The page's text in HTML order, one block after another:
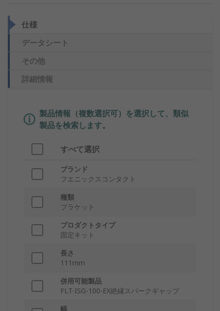
仕様
データシート
その他
詳細情報
製品情報（複数選択可）を選択して、類似
製品を検索します。
すべて選択
ブランド
フエニックスコンタクト
種類
ブラケット
プロダクトタイプ
固定キット
長さ
111mm
併用可能製品
FLT-ISG-100-EX絶縁スパークギャップ
幅